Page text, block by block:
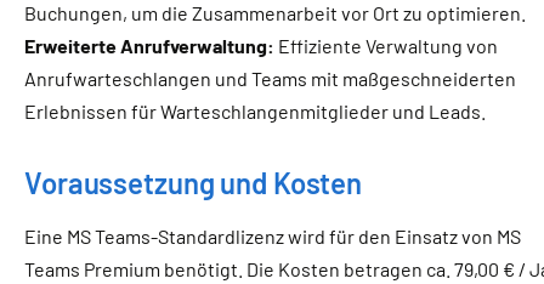
Buchungen, um die Zusammenarbeit vor Ort zu optimieren.
Erweiterte Anrufverwaltung: Effiziente Verwaltung von
Anrufwarteschlangen und Teams mit maßgeschneiderten
Erlebnissen für Warteschlangenmitglieder und Leads.
Voraussetzung und Kosten
Eine MS Teams-Standardlizenz wird für den Einsatz von MS
Teams Premium benötigt. Die Kosten betragen ca. 79,00 € /